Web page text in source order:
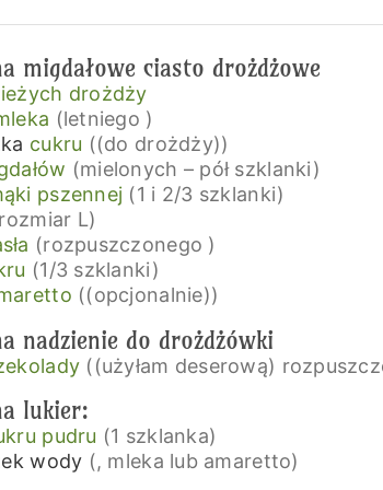
migdałowe ciasto drożdżowe
drożdży
(letniego )
cukru ((do drożdży))
(mielonych – pół szklanki)
pszennej (1 i 2/3 szklanki)
L)
(rozpuszczonego )
(1/3 szklanki)
((opcjonalnie))
nadzienie do drożdżówki
((użyłam deserową)
lukier:
pudru (1 szklanka)
wody (, mleka lub amaretto)